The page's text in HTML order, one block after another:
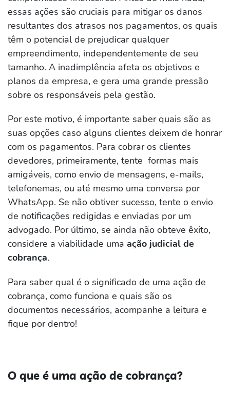
essas ações são cruciais para mitigar os danos
resultantes dos atrasos nos pagamentos, os quais
têm o potencial de prejudicar qualquer
empreendimento, independentemente de seu
tamanho. A inadimplência afeta os objetivos e
planos da empresa, e gera uma grande pressão
sobre os responsáveis pela gestão.
Por este motivo, é importante saber quais são as
suas opções caso alguns clientes deixem de honrar
com os pagamentos. Para cobrar os clientes
devedores, primeiramente, tente formas mais
amigáveis, como envio de mensagens, e-mails,
telefonemas, ou até mesmo uma conversa por
WhatsApp. Se não obtiver sucesso, tente o envio
de notificações redigidas e enviadas por um
advogado. Por último, se ainda não obteve êxito,
considere a viabilidade uma ação judicial de
cobrança.
Para saber qual é o significado de uma ação de
cobrança, como funciona e quais são os
documentos necessários, acompanhe a leitura e
fique por dentro!
O que é uma ação de cobrança?